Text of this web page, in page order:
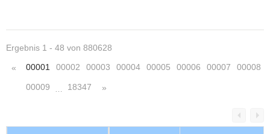
Ergebnis 1 - 48 von 880628
« 00001 00002 00003 00004 00005 00006 00007 00008
00009 18347 »